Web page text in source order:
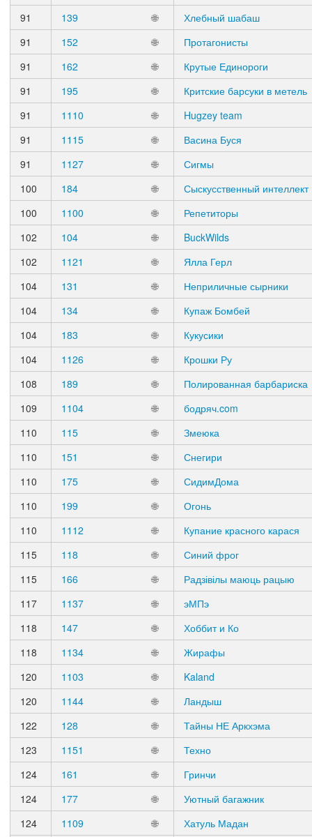
91 139 🌐
Хлебный шабаш
91
152 🌐
Протагонисты
91
162 🌐
Крутые Единороги
91
195 🌐
Критские барсуки в метель
91
1110 🌐
Hugzey team
91
1115 🌐
Васина Буся
91
1127 🌐
Сигмы
100
184 🌐
Сыскусственный интеллект
100
1100 🌐
Репетиторы
102
104 🌐
BuckWilds
102
1121 🌐
Ялла Герл
104
131 🌐
Неприличные сырники
104
134 🌐
Купаж Бомбей
104
183 🌐
Кукусики
104
1126 🌐
Крошки Ру
108
189 🌐
Полированная барбариска
109
1104 🌐
бодряч.com
110
115 🌐
Змеюка
110
151 🌐
Снегири
110
175 🌐
СидимДома
110
199 🌐
Огонь
110
1112 🌐
Купание красного карася
115
118 🌐
Синий фрог
115
166 🌐
Радзівілы маюць рацыю
117
1137 🌐
эМПэ
118
147 🌐
Хоббит и Ко
118
1134 🌐
Жирафы
120
1103 🌐
Kaland
120
1144 🌐
Ландыш
122
128 🌐
Тайны НЕ Аркхэма
123
1151 🌐
Техно
124
161 🌐
Гринчи
124
177 🌐
Уютный багажник
124
1109 🌐
Хатуль Мадан